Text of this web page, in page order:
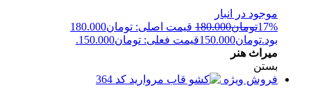
موجود در انبار
17%تومان180.000
قیمت اصلی: تومان180.000
بود.تومان150.000قیمت فعلی: تومان150.000.
میراث هنر
بستن
فروش ویژه